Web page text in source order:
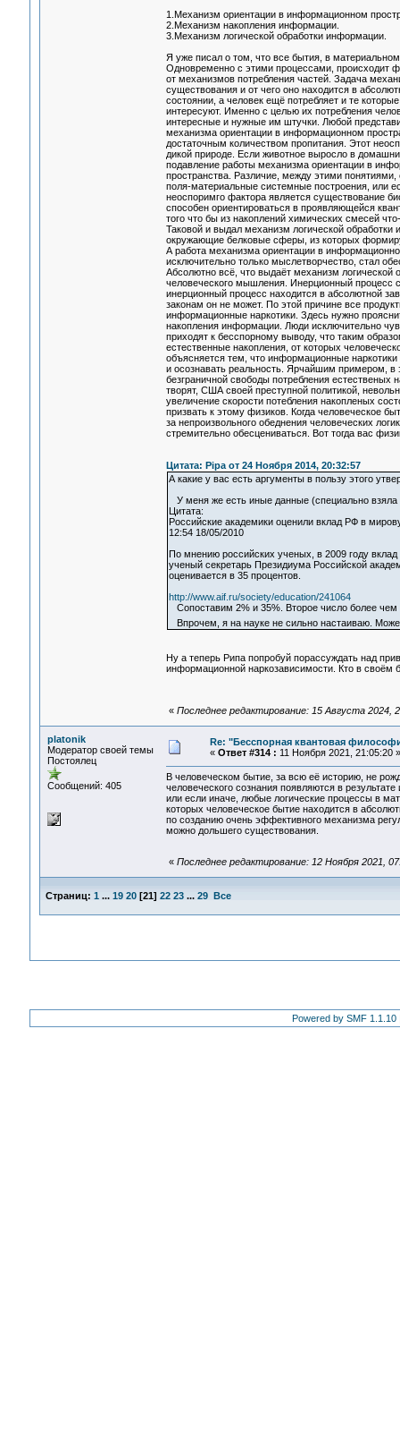
1.Механизм ориентации в информационном
2.Механизм накопления информации.
3.Механизм логической обработки информации.
Я уже писал о том, что все бытия, в
Одновременно с этими процессами, происходит
от механизмов потребления частей. Задача
существования и от чего оно находится в
состоянии, а человек ещё потребляет и те
интересуют. Именно с целью их потребления
интересные и нужные им штучки. Любой
механизма ориентации в информационном
достаточным количеством пропитания. Этот
дикой природе. Если животное выросло в
подавление работы механизма ориентации в
пространства. Различие, между этими
поля-материальные системные построения, или
неоспоримго фактора является существование
способен ориентироваться в проявляющейся
того что бы из накоплений химических смесей
Таковой и выдал механизм логической
окружающие белковые сферы, из которых
А работа механизма ориентации в
исключительно только мыслетворчество, стал
Абсолютно всё, что выдаёт механизм логической
человеческого мышления. Инерционный процесс
инерционный процесс находится в абсолютной
законам он не может. По этой причине все
информационные наркотики. Здесь нужно
накопления информации. Люди исключительно
приходят к бесспорному выводу, что таким
естественные накопления, от которых
объясняется тем, что информационные
и осознавать реальность. Ярчайшим примером, в
безграничной свободы потребления естественых
творят, США своей преступной политикой,
увеличение скорости потебления накопленых
призвать к этому физиков. Когда человеческое
за непроизвольного обеднения человеческих
стремительно обесцениваться. Вот тогда вас
Цитата: Pipa от 24 Ноября 2014, 20:32:57
А какие у вас есть аргументы в пользу этого
У меня же есть иные данные (специально взяла
Цитата:
Российские академики оценили вклад РФ в
12:54 18/05/2010
По мнению российских ученых, в 2009 году
ученый секретарь Президиума Российской
оценивается в 35 процентов.
http://www.aif.ru/society/education/241064
Сопоставим 2% и 35%. Второе число более чем
Впрочем, я на науке не сильно настаиваю.
Ну а теперь Рипа попробуй порассуждать над
информационной наркозависимости. Кто в своём
« Последнее редактирование: 15 Августа 2024,
platonik
Модератор своей темы
Постоялец
Сообщений: 405
Re: "Бесспорная квантовая
« Ответ #314 : 11 Ноября 2021, 21:05:20 »
В человеческом бытие, за всю её историю, не
человеческого сознания появляются в
или если иначе, любые логические процессы в
которых человеческое бытие находится в
по созданию очень эффективного механизма
можно дольшего существования.
« Последнее редактирование: 12 Ноября 2021,
Страниц: 1 ... 19 20[21] 22 23 ... 29 Все
Powered by SMF 1.1.10